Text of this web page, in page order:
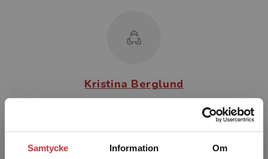
Samtycke Information Om
Kristina Berglund
Kristina Berglund är docent i psykologi och
universitet sedan snart femto...